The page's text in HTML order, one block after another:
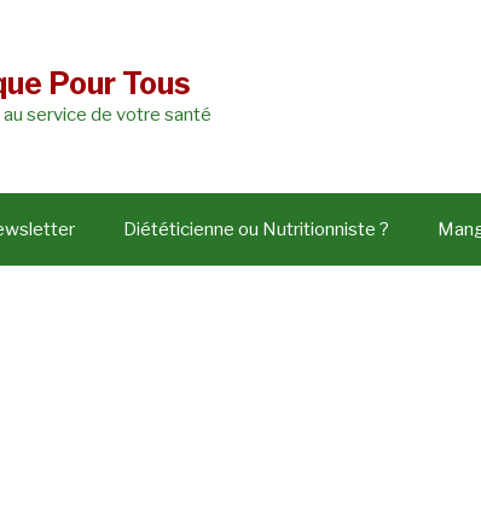
Pour Tous
service de votre santé
Diététicienne ou Nutritionniste ?